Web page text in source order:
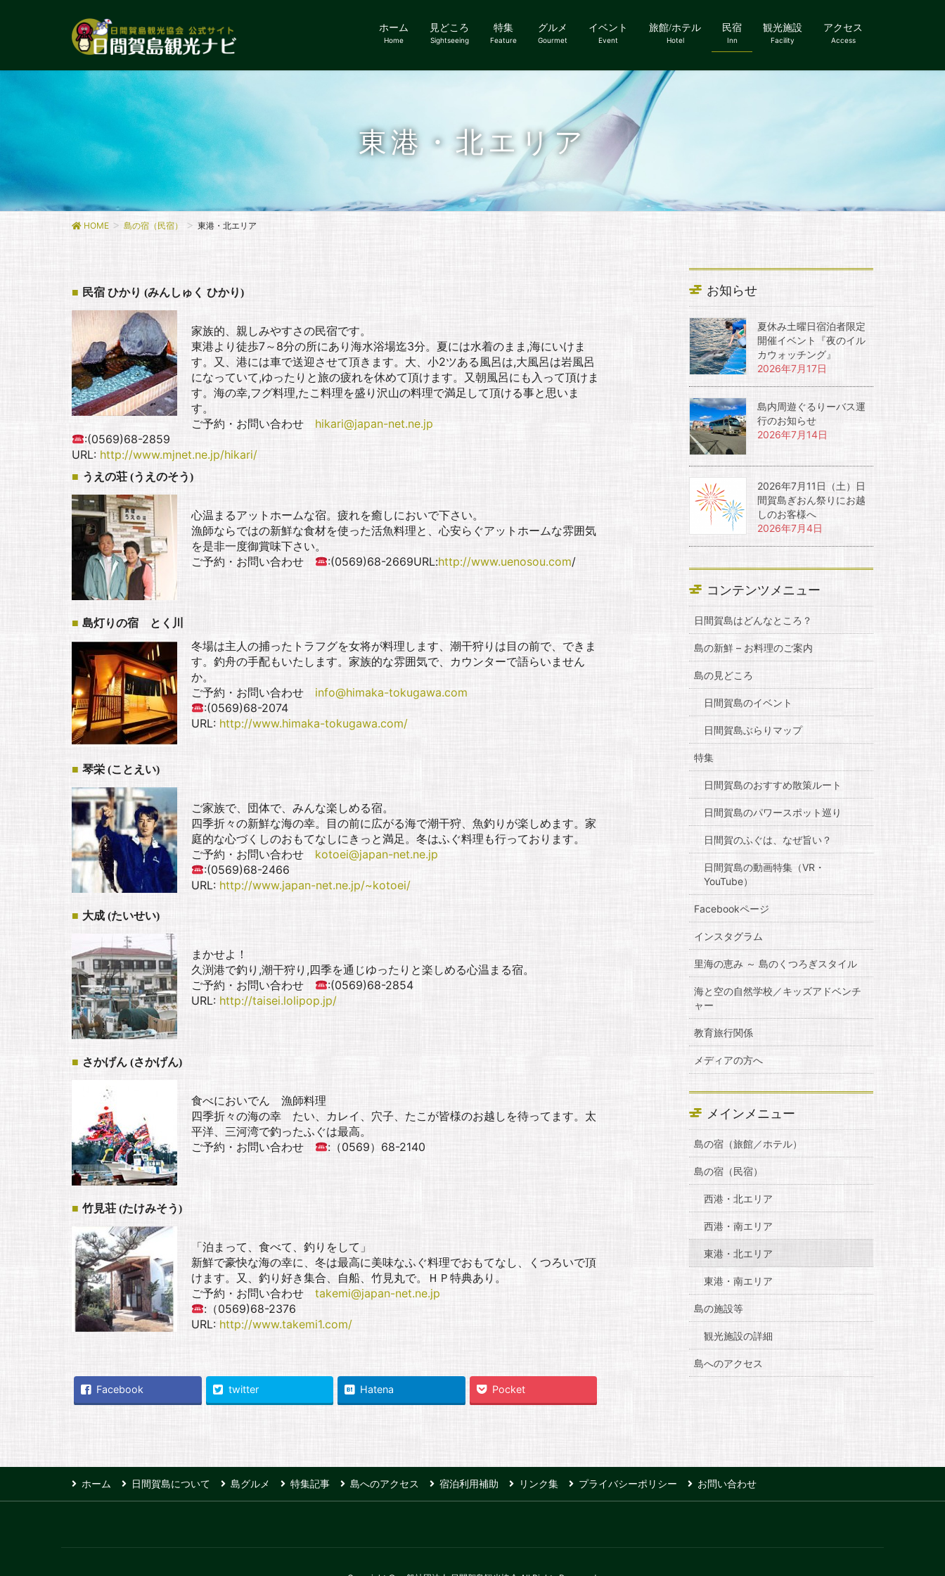
ホーム
Home
見どころ
Sightseeing
特集
Feature
グルメ
Gourmet
イベント
Event
旅館/ホテル
Hotel
民宿
Inn
観光施設
Facility
アクセス
Access
東港・北エリア
HOME 島の宿（民宿） 東港・北エリア
民宿 ひかり (みんしゅく ひかり)
家族的、親しみやすさの民宿です。
東港より徒歩7～8分の所にあり海水浴場迄3分。夏には水着のまま,海にいけま
す。又、港には車で送迎させて頂きます。大、小2ツある風呂は,大風呂は岩風呂
になっていて,ゆったりと旅の疲れを休めて頂けます。又朝風呂にも入って頂けま
す。海の幸,フグ料理,たこ料理を盛り沢山の料理で満足して頂ける事と思いま
す。
ご予約・お問い合わせ hikari@japan-net.ne.jp
:(0569)68-2859
URL: http://www.mjnet.ne.jp/hikari/
うえの荘 (うえのそう)
心温まるアットホームな宿。疲れを癒しにおいで下さい。
漁師ならではの新鮮な食材を使った活魚料理と、心安らぐアットホームな雰囲気
を是非一度御賞味下さい。
ご予約・お問い合わせ
:(0569)68-2669URL:http://www.uenosou.com/
島灯りの宿 とく川
冬場は主人の捕ったトラフグを女将が料理します、潮干狩りは目の前で、できま
す。釣舟の手配もいたします。家族的な雰囲気で、カウンターで語らいません
か。
ご予約・お問い合わせ info@himaka-tokugawa.com
:(0569)68-2074
URL: http://www.himaka-tokugawa.com/
琴栄 (ことえい)
ご家族で、団体で、みんな楽しめる宿。
四季折々の新鮮な海の幸。目の前に広がる海で潮干狩、魚釣りが楽しめます。家
庭的な心づくしのおもてなしにきっと満足。冬はふぐ料理も行っております。
ご予約・お問い合わせ kotoei@japan-net.ne.jp
:(0569)68-2466
URL: http://www.japan-net.ne.jp/~kotoei/
大成 (たいせい)
まかせよ！
久渕港で釣り,潮干狩り,四季を通じゆったりと楽しめる心温まる宿。
ご予約・お問い合わせ
:(0569)68-2854
URL: http://taisei.lolipop.jp/
さかげん (さかげん)
食べにおいでん 漁師料理
四季折々の海の幸 たい、カレイ、穴子、たこが皆様のお越しを待ってます。太
平洋、三河湾で釣ったふぐは最高。
ご予約・お問い合わせ
:（0569）68-2140
竹見荘 (たけみそう)
「泊まって、食べて、釣りをして」
新鮮で豪快な海の幸に、冬は最高に美味なふぐ料理でおもてなし、くつろいで頂
けます。又、釣り好き集合、自船、竹見丸で。ＨＰ特典あり。
ご予約・お問い合わせ takemi@japan-net.ne.jp
:（0569)68-2376
URL: http://www.takemi1.com/
Facebook twitter Hatena Pocket
お知らせ
夏休み土曜日宿泊者限定
開催イベント『夜のイル
カウォッチング』
2026年7月17日
島内周遊ぐるりーバス運
行のお知らせ
2026年7月14日
2026年7月11日（土）日
間賀島ぎおん祭りにお越
しのお客様へ
2026年7月4日
コンテンツメニュー
日間賀島はどんなところ？
島の新鮮 – お料理のご案内
島の見どころ
日間賀島のイベント
日間賀島ぶらりマップ
特集
日間賀島のおすすめ散策ルート
日間賀島のパワースポット巡り
日間賀のふぐは、なぜ旨い？
日間賀島の動画特集（VR・
YouTube）
Facebookページ
インスタグラム
里海の恵み ～ 島のくつろぎスタイル
海と空の自然学校／キッズアドベンチ
ャー
教育旅行関係
メディアの方へ
メインメニュー
島の宿（旅館／ホテル）
島の宿（民宿）
西港・北エリア
西港・南エリア
東港・北エリア
東港・南エリア
島の施設等
観光施設の詳細
島へのアクセス
ホーム 日間賀島について 島グルメ 特集記事 島へのアクセス 宿泊利用補助 リンク集 プライバシーポリシー お問い合わせ